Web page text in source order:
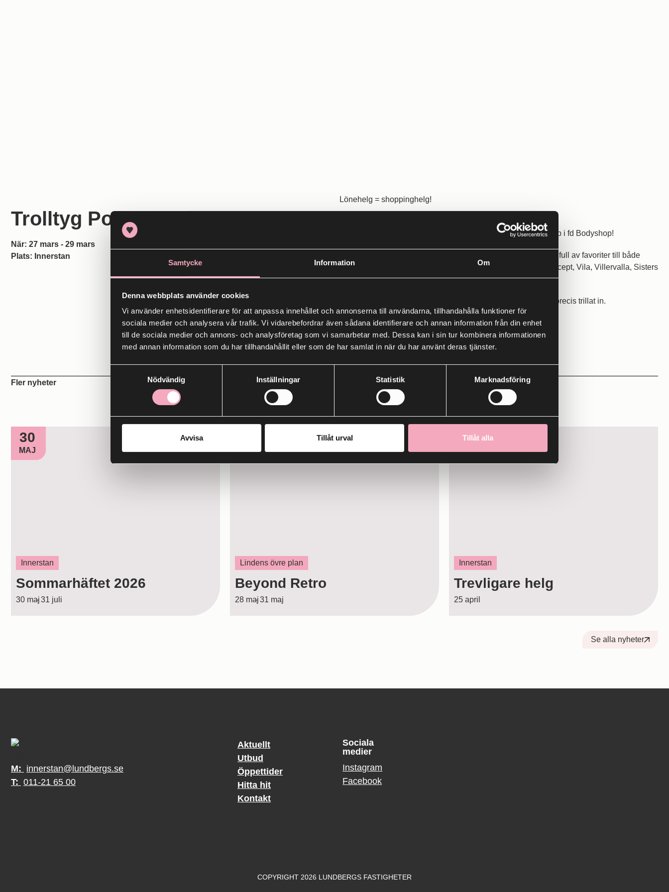
Samtycke Information Om
Denna webbplats använder cookies
Vi använder enhetsidentifierare för att anpassa innehållet och annonserna till användarna, tillhandahålla funktioner för
sociala medier och analysera vår trafik. Vi vidarebefordrar även sådana identifierare och annan information från din enhet
till de sociala medier och annons- och analysföretag som vi samarbetar med. Dessa kan i sin tur kombinera informationen
med annan information som du har tillhandahållit eller som de har samlat in när du har använt deras tjänster.
Nödvändig
Inställningar Statistik Marknadsföring
Avvisa Tillåt urval Tillåt alla
Trolltyg Pop-up
När: 27 mars - 29 mars
Plats: Innerstan
Lönehelg = shoppinghelg!
in hos oss med en härligpop up i fd Bodyshop!
som är full av favoriter till både
stora och små garderober. Här hittar du bland annat
Soya Concept, Vila, Villervalla, Sisters
Pointoch mycket mer.
Perfekt timing för att unna sig något nytt (eller flera) när lönen precis trillat in.
Välkommen förbi, botanisera och hitta dina nya favoriter!
Vi ses!
Fler nyheter
30
MAJ
Innerstan
Sommarhäftet 2026
30 maj- 31 juli
MAJ
Lindens övre plan
Beyond Retro
28 maj- 31 maj
25
APR
Innerstan
Trevligare helg
25 april
Se alla nyheter
M: innerstan@lundbergs.se
T: 011-21 65 00
Aktuellt
Utbud
Öppettider
Hitta hit
Kontakt
Sociala
medier
Instagram
Facebook
COPYRIGHT 2026 LUNDBERGS FASTIGHETER